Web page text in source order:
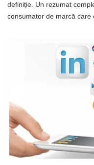
definiție. Un rezumat
consumator de marcă